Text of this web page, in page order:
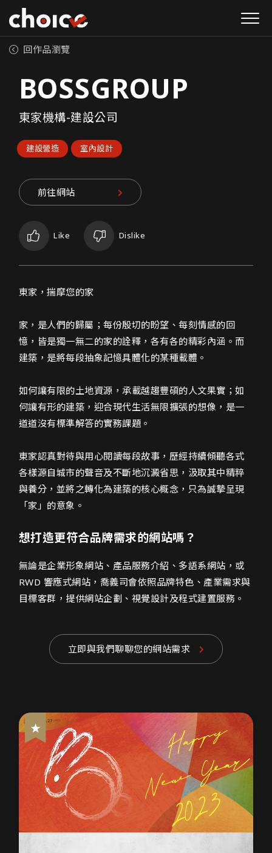
回作品瀏覽
BOSSGROUP
東家機構-建設公司
建設營造 室內設計
前往網站
Like Dislike
東家機構-建設公司網頁設計介紹
東家，揣摩您的家
家，是人們的歸屬；每份殷切的盼望、每刻情感的回
憶，皆是獨一無二的家的詮釋，各有各的精彩內涵。而
建築，是將每段抽象記憶具體化的某種載體。
如何讓有限的土地資源，承載越趨豐碩的人文果實；如
何讓有形的建築，迎合現代生活無限擴張的想像，是一
道道沒有標準解答的實務課題。
東家認真對待與用心閱讀每段故事，歷經持續傾聽各式
各樣源自城市的聲音及不斷地沉澱省思，汲取其中精粹
與養分，並將之轉化為建築的核心概念，只為誠摯呈現
「家」的意象。
想打造更符合品牌需求的網站嗎？
無論是企業形象網站、產品服務介紹、多語系網站，或
RWD 響應式網站，喬義司會依照品牌特色、產業需求與
目標客群，提供網站企劃、視覺設計及程式建置服務。
立即與我們聊聊您的網站需求